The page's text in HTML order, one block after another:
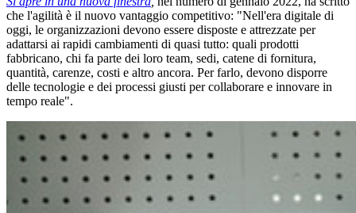
che l'agilità è il nuovo vantaggio competitivo: "Nell'era digitale di
oggi, le organizzazioni devono essere disposte e attrezzate per
adattarsi ai rapidi cambiamenti di quasi tutto: quali prodotti
fabbricano, chi fa parte dei loro team, sedi, catene di fornitura,
quantità, carenze, costi e altro ancora. Per farlo, devono disporre
delle tecnologie e dei processi giusti per collaborare e innovare in
tempo reale".